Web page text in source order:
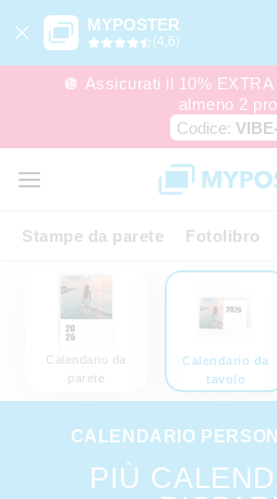
MYPOSTER
(4,6)
🪩 Assicurati il 10%
almeno 2
Codice:
Stampe da parete Fotolibro
Calendario da
parete
Calendario da
tavolo
CALENDARIO
PIÙ